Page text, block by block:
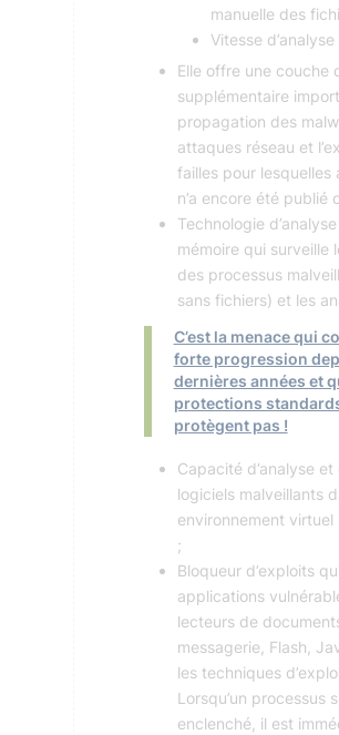
manuelle des
Vitesse
Elle offre une couche
supplémentaire
propagation des
attaques réseau et
failles pour lesquelles
n’a encore été publié
Technologie
mémoire qui surveille
des processus
sans fichiers) et les
C’est la menace qui
forte progression
dernières années et
protections
protègent pas !
Capacité d’analyse et
logiciels malveillants
environnement virtuel
;
Bloqueur d’exploits
applications
lecteurs de
messagerie, Flash,
les techniques
Lorsqu’un processus
enclenché, il est